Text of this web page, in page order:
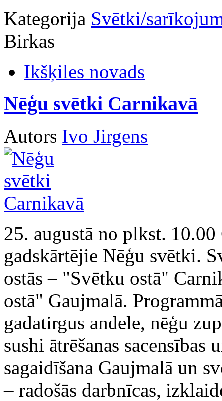
Kategorija Svētki/
Birkas
Ikšķiles novads
Nēģu svētki Carnikavā
Autors Ivo Jirgens
25. augustā no plkst.
gadskārtējie Nēģu svētki.
ostās – "Svētku ostā"
ostā" Gaujmalā.
gadatirgus andele, nēģu
sushi ātrēšanas
sagaidīšana Gaujmalā un
– radošās darbnīcas,